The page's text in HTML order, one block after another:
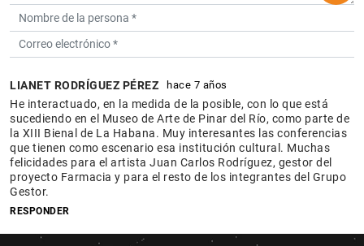
LIANET RODRÍGUEZ PÉREZ hace 7 años
He interactuado, en la medida de la posible, con lo que está
sucediendo en el Museo de Arte de Pinar del Río, como parte de
la XIII Bienal de La Habana. Muy interesantes las conferencias
que tienen como escenario esa institución cultural. Muchas
felicidades para el artista Juan Carlos Rodríguez, gestor del
proyecto Farmacia y para el resto de los integrantes del Grupo
Gestor.
RESPONDER